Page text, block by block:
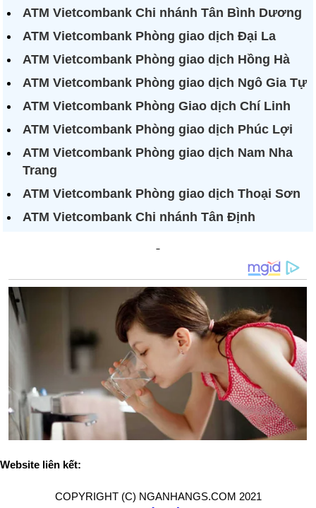
ATM Vietcombank Chi nhánh Tân Bình Dương
ATM Vietcombank Phòng giao dịch Đại La
ATM Vietcombank Phòng giao dịch Hồng Hà
ATM Vietcombank Phòng giao dịch Ngô Gia Tự
ATM Vietcombank Phòng Giao dịch Chí Linh
ATM Vietcombank Phòng giao dịch Phúc Lợi
ATM Vietcombank Phòng giao dịch Nam Nha
Trang
ATM Vietcombank Phòng giao dịch Thoại Sơn
ATM Vietcombank Chi nhánh Tân Định
Website liên kết:
COPYRIGHT (C) NGANHANGS.COM 2021